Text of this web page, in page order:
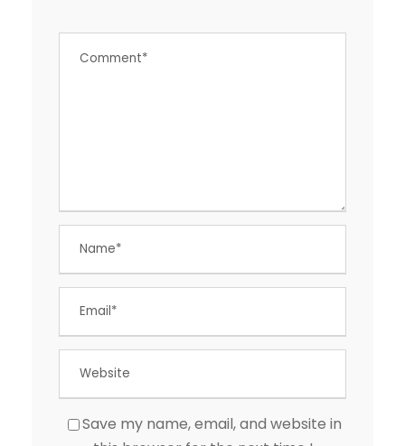
Save my name, email, and website in